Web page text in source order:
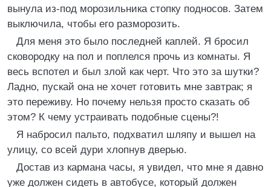
вынула из-под морозильника стопку подносов. Затем
выключила, чтобы его разморозить.
Для меня это было последней каплей. Я бросил
сковородку на пол и поплелся прочь из комнаты. Я
весь вспотел и был злой как черт. Что это за шутки?
Ладно, пускай она не хочет готовить мне завтрак; я
это переживу. Но почему нельзя просто сказать об
этом? К чему устраивать подобные сцены?!
Я набросил пальто, подхватил шляпу и вышел на
улицу, со всей дури хлопнув дверью.
Достав из кармана часы, я увидел, что мне я давно
уже должен сидеть в автобусе, который должен